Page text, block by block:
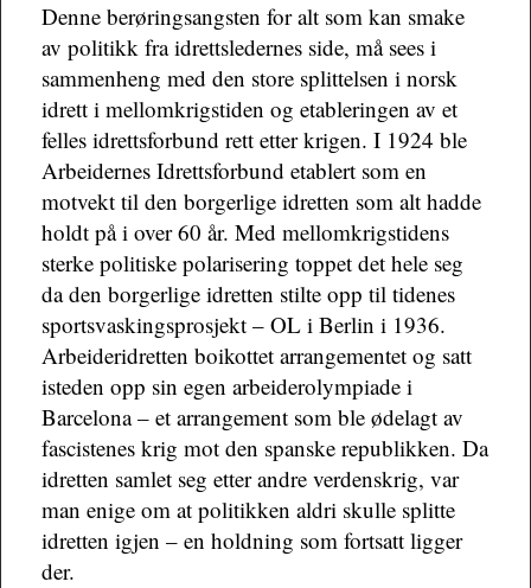
Denne berøringsangsten for alt som kan smake
av politikk fra idrettsledernes side, må sees i
sammenheng med den store splittelsen i norsk
idrett i mellomkrigstiden og etableringen av et
felles idrettsforbund rett etter krigen. I 1924 ble
Arbeidernes Idrettsforbund etablert som en
motvekt til den borgerlige idretten som alt hadde
holdt på i over 60 år. Med mellomkrigstidens
sterke politiske polarisering toppet det hele seg
da den borgerlige idretten stilte opp til tidenes
sportsvaskingsprosjekt – OL i Berlin i 1936.
Arbeideridretten boikottet arrangementet og satt
isteden opp sin egen arbeiderolympiade i
Barcelona – et arrangement som ble ødelagt av
fascistenes krig mot den spanske republikken. Da
idretten samlet seg etter andre verdenskrig, var
man enige om at politikken aldri skulle splitte
idretten igjen – en holdning som fortsatt ligger
der.